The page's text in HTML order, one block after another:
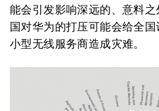
能会引发影响深远的、意料
国对华为的打压可能会给全
小型无线服务商造成灾难。